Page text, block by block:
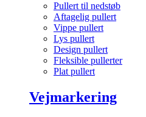
Pullert til nedstøb
Aftagelig pullert
Vippe pullert
Lys pullert
Design pullert
Fleksible pullerter
Plat pullert
Vejmarkering